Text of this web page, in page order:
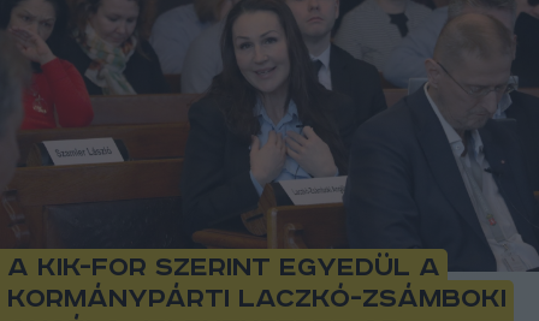
A Kik-For szerint egyedül a
kormánypárti Laczkó-Zsámboki